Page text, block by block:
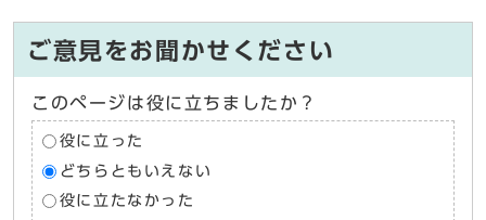
ご意見をお聞かせください
このページは役に立ちましたか？
役に立った
どちらともいえない
役に立たなかった